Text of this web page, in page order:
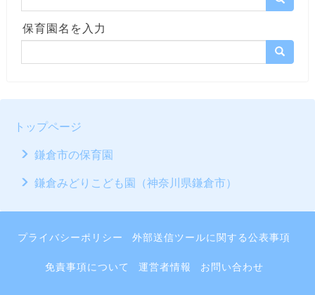
保育園名を入力
トップページ
鎌倉市の保育園
鎌倉みどりこども園（神奈川県鎌倉市）
プライバシーポリシー 外部送信ツールに関する公表事項
免責事項について 運営者情報 お問い合わせ